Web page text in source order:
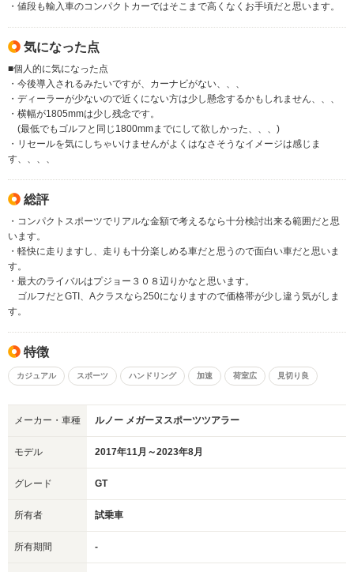
・値段も輸入車のコンパクトカーではそこまで高くなくお手頃だと思います。
気になった点
■個人的に気になった点
・今後導入されるみたいですが、カーナビがない、、、
・ディーラーが少ないので近くにない方は少し懸念するかもしれません、、、
・横幅が1805mmは少し残念です。
(最低でもゴルフと同じ1800mmまでにして欲しかった、、、)
・リセールを気にしちゃいけませんがよくはなさそうなイメージは感じま
す、、、、
総評
・コンパクトスポーツでリアルな金額で考えるなら十分検討出来る範囲だと思
います。
・軽快に走りますし、走りも十分楽しめる車だと思うので面白い車だと思いま
す。
・最大のライバルはプジョー３０８辺りかなと思います。
ゴルフだとGTI、Aクラスなら250になりますので価格帯が少し違う気がしま
す。
特徴
カジュアル スポーツ ハンドリング 加速 荷室広 見切り良
メーカー・車種 ルノー メガーヌスポーツツアラー
モデル 2017年11月～2023年8月
グレード GT
所有者 試乗車
所有期間 -